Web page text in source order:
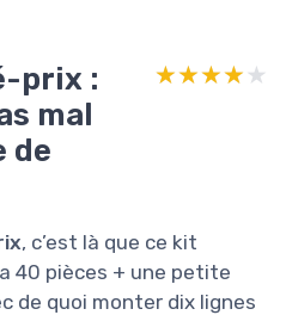
prix :
mal
de
★★★★★
★★★★★
, c’est là que ce kit
40 pièces + une petite
de quoi monter dix lignes